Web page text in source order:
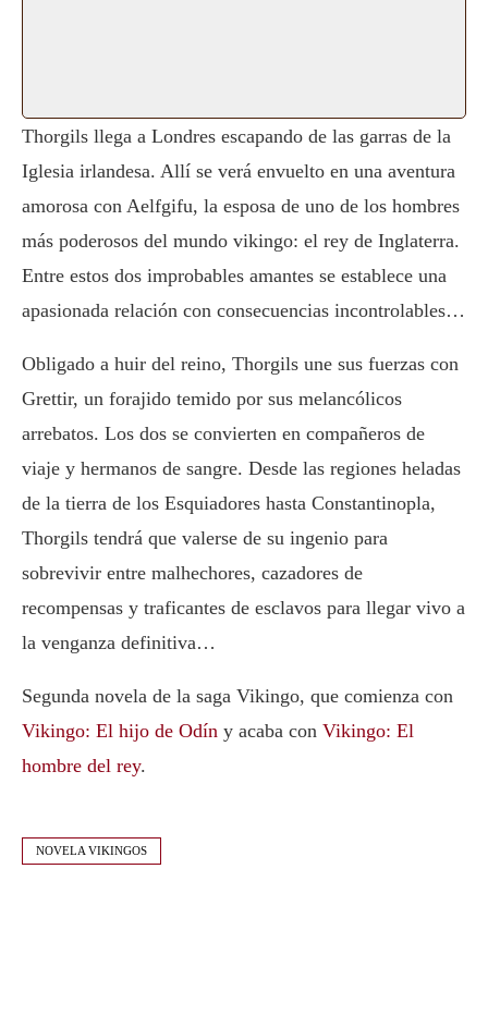
Thorgils llega a Londres escapando de las garras de la
Iglesia irlandesa. Allí se verá envuelto en una aventura
amorosa con Aelfgifu, la esposa de uno de los hombres
más poderosos del mundo vikingo: el rey de Inglaterra.
Entre estos dos improbables amantes se establece una
apasionada relación con consecuencias incontrolables…
Obligado a huir del reino, Thorgils une sus fuerzas con
Grettir, un forajido temido por sus melancólicos
arrebatos. Los dos se convierten en compañeros de
viaje y hermanos de sangre. Desde las regiones heladas
de la tierra de los Esquiadores hasta Constantinopla,
Thorgils tendrá que valerse de su ingenio para
sobrevivir entre malhechores, cazadores de
recompensas y traficantes de esclavos para llegar vivo a
la venganza definitiva…
Segunda novela de la saga Vikingo, que comienza con
Vikingo: El hijo de Odín y acaba con Vikingo: El
hombre del rey.
NOVELA VIKINGOS